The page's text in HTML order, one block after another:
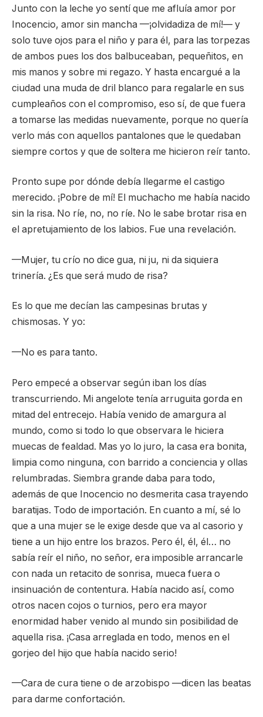
Junto con la leche yo sentí que me afluía amor por
Inocencio, amor sin mancha —¡olvidadiza de mí!— y
solo tuve ojos para el niño y para él, para las torpezas
de ambos pues los dos balbuceaban, pequeñitos, en
mis manos y sobre mi regazo. Y hasta encargué a la
ciudad una muda de dril blanco para regalarle en sus
cumpleaños con el compromiso, eso sí, de que fuera
a tomarse las medidas nuevamente, porque no quería
verlo más con aquellos pantalones que le quedaban
siempre cortos y que de soltera me hicieron reír tanto.
Pronto supe por dónde debía llegarme el castigo
merecido. ¡Pobre de mí! El muchacho me había nacido
sin la risa. No ríe, no, no ríe. No le sabe brotar risa en
el apretujamiento de los labios. Fue una revelación.
—Mujer, tu crío no dice gua, ni ju, ni da siquiera
trinería. ¿Es que será mudo de risa?
Es lo que me decían las campesinas brutas y
chismosas. Y yo:
—No es para tanto.
Pero empecé a observar según iban los días
transcurriendo. Mi angelote tenía arruguita gorda en
mitad del entrecejo. Había venido de amargura al
mundo, como si todo lo que observara le hiciera
muecas de fealdad. Mas yo lo juro, la casa era bonita,
limpia como ninguna, con barrido a conciencia y ollas
relumbradas. Siembra grande daba para todo,
además de que Inocencio no desmerita casa trayendo
baratijas. Todo de importación. En cuanto a mí, sé lo
que a una mujer se le exige desde que va al casorio y
tiene a un hijo entre los brazos. Pero él, él, él… no
sabía reír el niño, no señor, era imposible arrancarle
con nada un retacito de sonrisa, mueca fuera o
insinuación de contentura. Había nacido así, como
otros nacen cojos o turnios, pero era mayor
enormidad haber venido al mundo sin posibilidad de
aquella risa. ¡Casa arreglada en todo, menos en el
gorjeo del hijo que había nacido serio!
—Cara de cura tiene o de arzobispo —dicen las beatas
para darme confortación.